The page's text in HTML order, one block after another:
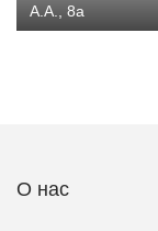
А.А., 8а
О нас